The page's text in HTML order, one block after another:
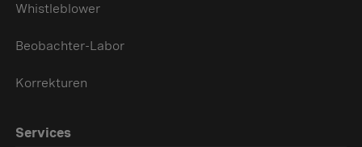
Whistleblower
Beobachter-Labor
Korrekturen
Services